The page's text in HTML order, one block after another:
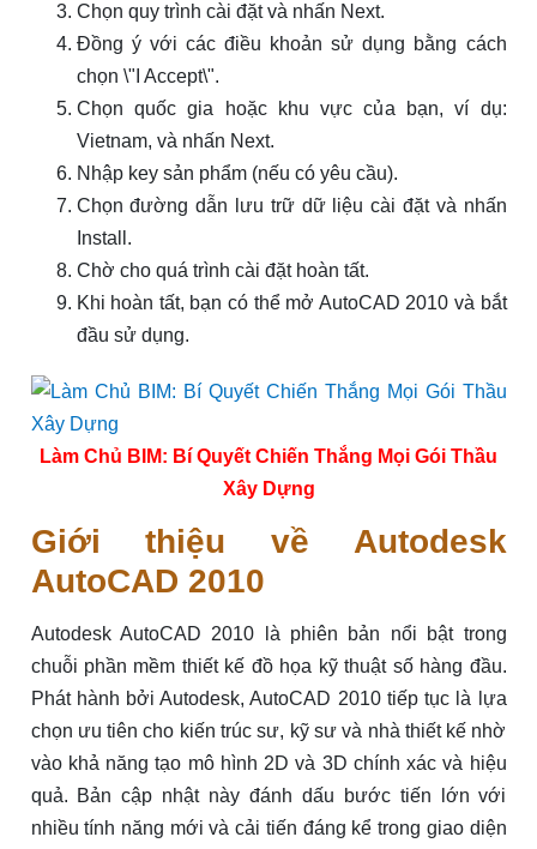
Chọn quy trình cài đặt và nhấn Next.
Đồng ý với các điều khoản sử dụng bằng cách
chọn \"I Accept\".
Chọn quốc gia hoặc khu vực của bạn, ví dụ:
Vietnam, và nhấn Next.
Nhập key sản phẩm (nếu có yêu cầu).
Chọn đường dẫn lưu trữ dữ liệu cài đặt và nhấn
Install.
Chờ cho quá trình cài đặt hoàn tất.
Khi hoàn tất, bạn có thể mở AutoCAD 2010 và bắt
đầu sử dụng.
Làm Chủ BIM: Bí Quyết Chiến Thắng Mọi Gói Thầu
Xây Dựng
Giới thiệu về Autodesk
AutoCAD 2010
Autodesk AutoCAD 2010 là phiên bản nổi bật trong
chuỗi phần mềm thiết kế đồ họa kỹ thuật số hàng đầu.
Phát hành bởi Autodesk, AutoCAD 2010 tiếp tục là lựa
chọn ưu tiên cho kiến trúc sư, kỹ sư và nhà thiết kế nhờ
vào khả năng tạo mô hình 2D và 3D chính xác và hiệu
quả. Bản cập nhật này đánh dấu bước tiến lớn với
nhiều tính năng mới và cải tiến đáng kể trong giao diện